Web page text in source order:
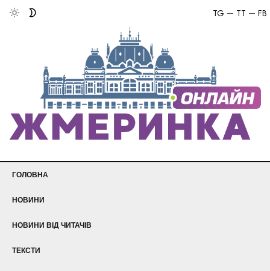
FB
TT
TG
ГОЛОВНА
НОВИНИ
НОВИНИ ВІД ЧИТАЧІВ
ТЕКСТИ